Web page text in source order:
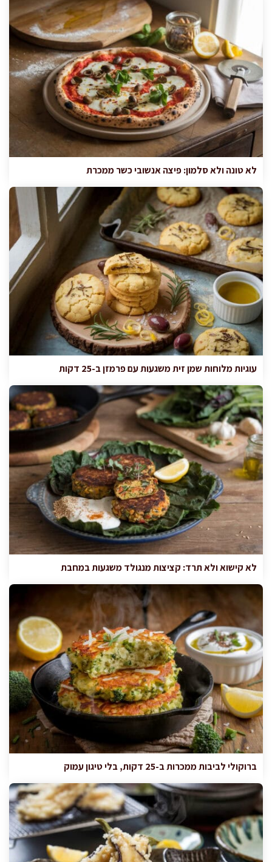
לא טונה ולא סלמון: פיצה אנשובי כשר ממכרת
עוגיות מלוחות שמן זית משגעות עם פרמזן ב-25 דקות
לא קישוא ולא תרד: קציצות מנגולד משגעות במחבת
ברוקולי לביבות ממכרות ב-25 דקות, בלי טיגון עמוק